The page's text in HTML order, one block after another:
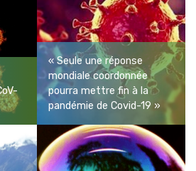
« Seule une réponse
mondiale coordonnée
pourra mettre fin à la
pandémie de Covid-19 »